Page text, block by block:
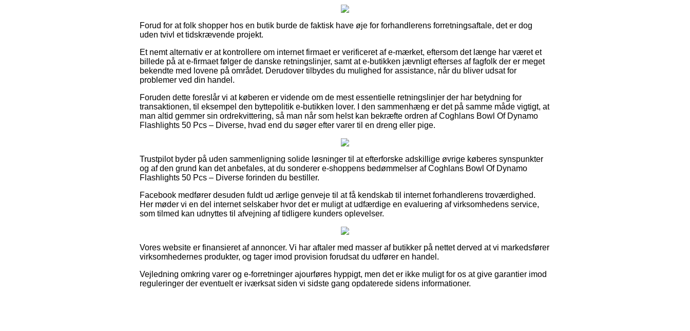
Forud for at folk shopper hos en butik burde de faktisk have øje for forhandlerens forretningsaftale, det er dog
uden tvivl et tidskrævende projekt.
Et nemt alternativ er at kontrollere om internet firmaet er verificeret af e-mærket, eftersom det længe har været et
billede på at e-firmaet følger de danske retningslinjer, samt at e-butikken jævnligt efterses af fagfolk der er meget
bekendte med lovene på området. Derudover tilbydes du mulighed for assistance, når du bliver udsat for
problemer ved din handel.
Foruden dette foreslår vi at køberen er vidende om de mest essentielle retningslinjer der har betydning for
transaktionen, til eksempel den byttepolitik e-butikken lover. I den sammenhæng er det på samme måde vigtigt, at
man altid gemmer sin ordrekvittering, så man når som helst kan bekræfte ordren af Coghlans Bowl Of Dynamo
Flashlights 50 Pcs – Diverse, hvad end du søger efter varer til en dreng eller pige.
Trustpilot byder på uden sammenligning solide løsninger til at efterforske adskillige øvrige køberes synspunkter
og af den grund kan det anbefales, at du sonderer e-shoppens bedømmelser af Coghlans Bowl Of Dynamo
Flashlights 50 Pcs – Diverse forinden du bestiller.
Facebook medfører desuden fuldt ud ærlige genveje til at få kendskab til internet forhandlerens troværdighed.
Her møder vi en del internet selskaber hvor det er muligt at udfærdige en evaluering af virksomhedens service,
som tilmed kan udnyttes til afvejning af tidligere kunders oplevelser.
Vores website er finansieret af annoncer. Vi har aftaler med masser af butikker på nettet derved at vi markedsfører
virksomhedernes produkter, og tager imod provision forudsat du udfører en handel.
Vejledning omkring varer og e-forretninger ajourføres hyppigt, men det er ikke muligt for os at give garantier imod
reguleringer der eventuelt er iværksat siden vi sidste gang opdaterede sidens informationer.